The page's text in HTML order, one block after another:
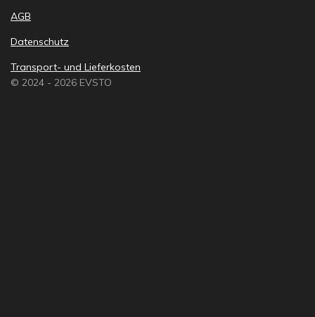
AGB
Datenschutz
Transport- und Lieferkosten
© 2024 - 2026 EVSTO